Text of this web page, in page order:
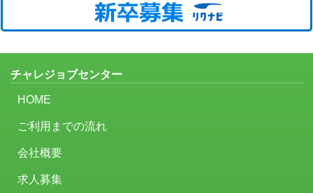
チャレジョブセンター
HOME
ご利用までの流れ
会社概要
求人募集